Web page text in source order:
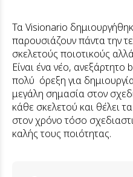
Τα Visionario
παρουσιάζουν πάντα την
σκελετούς ποιοτικούς
Είναι ένα νέο,
πολύ όρεξη για
μεγάλη σημασία στον
κάθε σκελετού και θέλει
στον χρόνο τόσο
καλής τους ποιότητας.